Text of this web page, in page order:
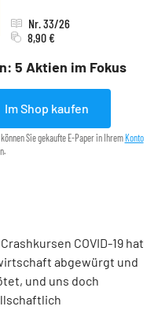
5 Aktien im Fokus
Nr. 33/26
8,90 €
Im Shop kaufen
Sie gekaufte E-Paper in Ihrem Konto
COVID-19 hat
abgewürgt und
und uns doch